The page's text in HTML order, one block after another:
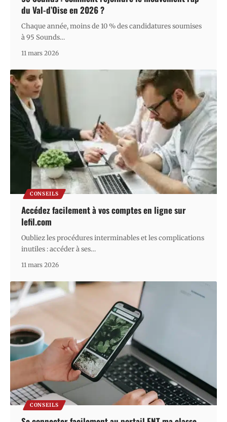
du Val-d’Oise en 2026 ?
Chaque année, moins de 10 % des candidatures soumises
à 95 Sounds…
11 mars 2026
CONSEILS
Accédez facilement à vos comptes en ligne sur
lefil.com
Oubliez les procédures interminables et les complications
inutiles : accéder à ses…
11 mars 2026
CONSEILS